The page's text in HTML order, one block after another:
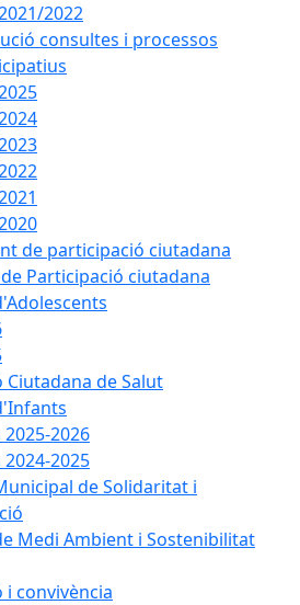
2022
consultes i processos
de participació ciutadana
Participació ciutadana
Ciutadana de Salut
2025-2026
2024-2025
de Solidaritat i
Medi Ambient i Sostenibilitat
i convivència